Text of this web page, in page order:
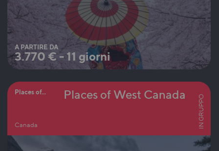
A PARTIRE DA
3.770 €- 11 giorni
Places of...
Canada
Places of West Canada IN GRUPPO